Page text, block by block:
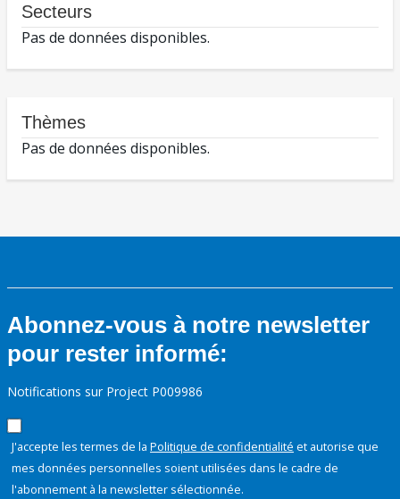
Secteurs
Pas de données disponibles.
Thèmes
Pas de données disponibles.
Abonnez-vous à notre newsletter
pour rester informé:
Notifications sur Project P009986
J'accepte les termes de la Politique de confidentialité et autorise que
mes données personnelles soient utilisées dans le cadre de
l'abonnement à la newsletter sélectionnée.